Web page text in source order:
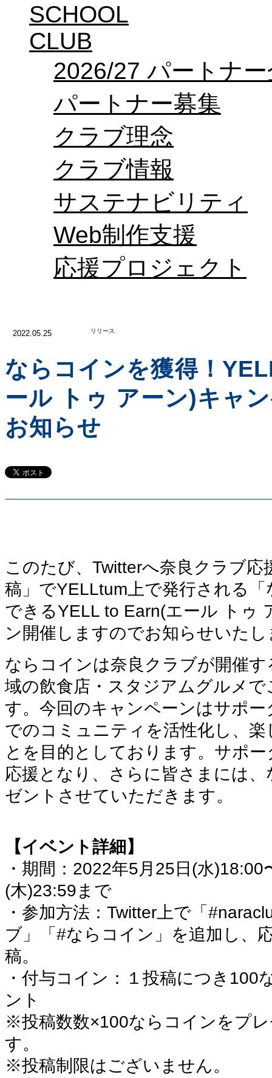
SCHOOL
CLUB
2026/27 パートナ
パートナー募集
クラブ理念
クラブ情報
サステナビリティ
Web制作支援
応援プロジェクト
2022.05.25 リリース
ならコインを獲得！
ール トゥ アーン)キャ
お知らせ
このたび、 Twitterへ奈良クラブ応
稿」でYELLtum上で発行される
できるYELL to Earn(エール トゥ
ン開催しますのでお知らせいたし
ならコインは奈良クラブが開催
域の飲食店・スタジアムグルメ
す。 今回のキャンペーンはサポ
でのコミュニティを活性化し、
とを目的としております。 サポー
応援となり、さらに皆さまには
ゼントさせていただきます。
【イベント詳細】
・ 期間：2022年5月25日(水)18:00
(木)23:59まで
・参加方法：Twitter上で「
ブ」「#ならコイン」を追加し、
稿。
・付与コイン：１投稿につき100
ント
※投稿数数×100ならコインをプ
す。
※投稿制限はございません。